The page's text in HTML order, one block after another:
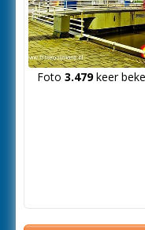
Foto 3.479keer